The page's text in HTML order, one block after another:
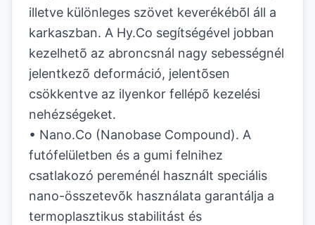
illetve különleges szövet keverékébõl áll a
karkaszban. A Hy.Co segítségével jobban
kezelhetõ az abroncsnál nagy sebességnél
jelentkezõ deformáció, jelentõsen
csökkentve az ilyenkor fellépõ kezelési
nehézségeket.
• Nano.Co (Nanobase Compound). A
futófelületben és a gumi felnihez
csatlakozó pereménél használt speciális
nano-összetevõk használata garantálja a
termoplasztikus stabilitást és